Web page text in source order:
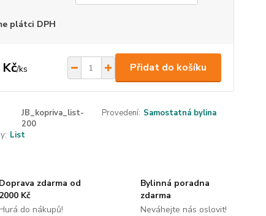
plátci DPH
/ks Přidat do košíku
JB_kopriva_list-
200
Provedení: Samostatná bylina
List
Doprava zdarma od
2000 Kč
Hurá do nákupů!
Bylinná poradna
zdarma
Neváhejte nás oslovit!